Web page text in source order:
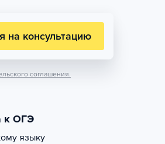
на консультацию
соглашения.
к ОГЭ
языку